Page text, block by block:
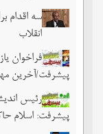
سه اقدام
انقلاب
فراخوان
پیشرفت/آخرین
رئیس
پیشرفت: اسلام